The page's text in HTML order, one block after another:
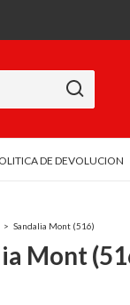
DE DEVOLUCION
> Sandalia Mont (516)
Mont